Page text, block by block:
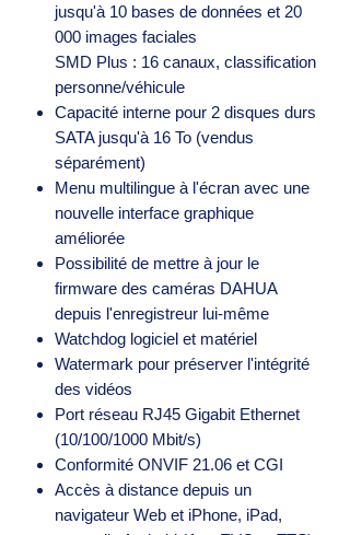
jusqu'à 10 bases de données et 20
000 images faciales
SMD Plus : 16 canaux, classification
personne/véhicule
Capacité interne pour 2 disques durs
SATA jusqu'à 16 To (vendus
séparément)
Menu multilingue à l'écran avec une
nouvelle interface graphique
améliorée
Possibilité de mettre à jour le
firmware des caméras DAHUA
depuis l'enregistreur lui-même
Watchdog logiciel et matériel
Watermark pour préserver l'intégrité
des vidéos
Port réseau RJ45 Gigabit Ethernet
(10/100/1000 Mbit/s)
Conformité ONVIF 21.06 et CGI
Accès à distance depuis un
navigateur Web et iPhone, iPad,